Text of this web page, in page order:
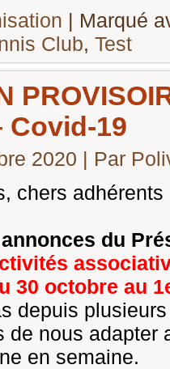
| Marqué
Club, Test
Covid-19
2020 | Par
chers adhérents
du
30 octobre au
depuis
de nous adapter
en semaine.